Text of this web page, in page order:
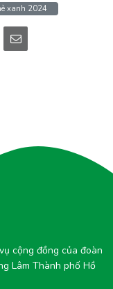
xanh 2024
cộng đồng của đoàn
Lâm Thành phố Hồ